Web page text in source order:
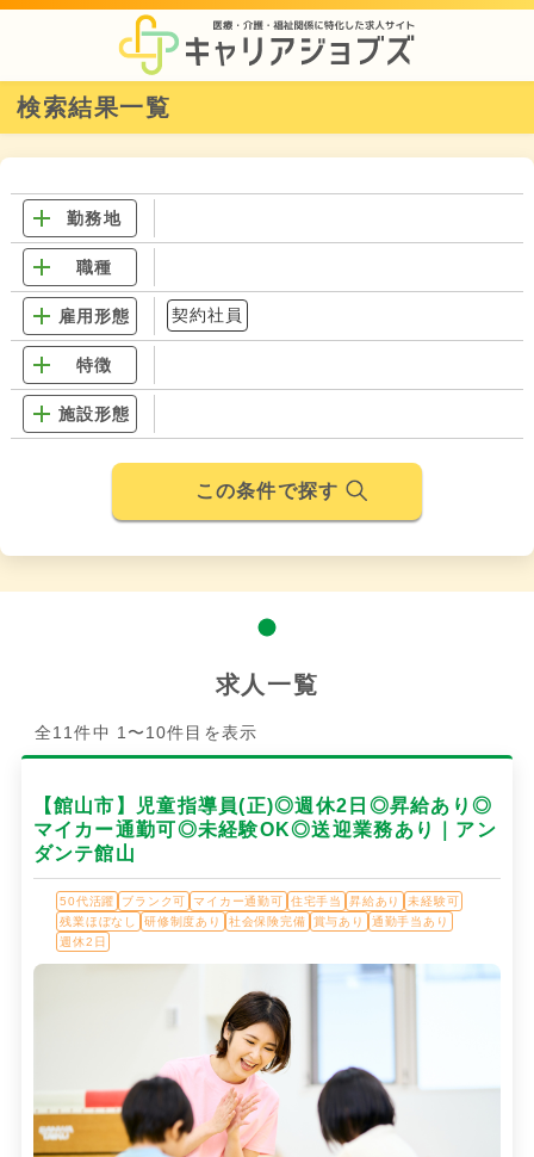
検索結果一覧
勤務地
職種
雇用形態 契約社員
特徴
施設形態
この条件で探す
求人一覧
全11件中 1〜10件目を表示
【館山市】児童指導員(正)◎週休2日◎昇給あり◎
マイカー通勤可◎未経験OK◎送迎業務あり｜アン
ダンテ館山
50代活躍 ブランク可 マイカー通勤可 住宅手当 昇給あり
未経験可
残業ほぼなし
研修制度あり 社会保険完備 賞与あり
通勤手当あり
週休2日